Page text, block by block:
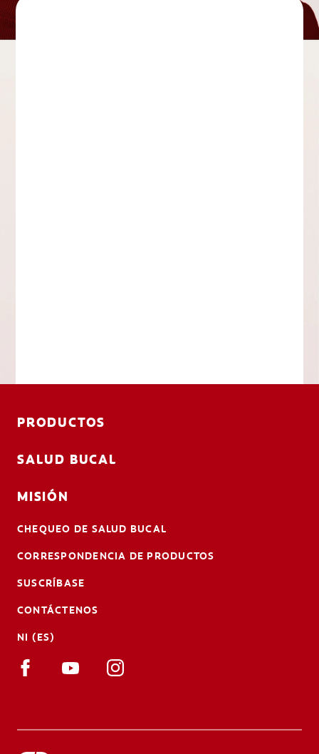
PRODUCTOS
SALUD BUCAL
MISIÓN
CHEQUEO DE SALUD BUCAL
CORRESPONDENCIA DE PRODUCTOS
SUSCRÍBASE
CONTÁCTENOS
NI (ES)